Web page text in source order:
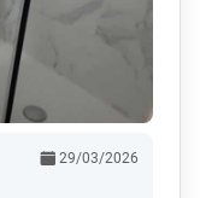
29/03/2026